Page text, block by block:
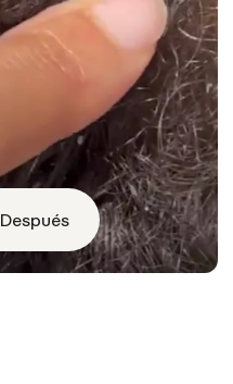
Después